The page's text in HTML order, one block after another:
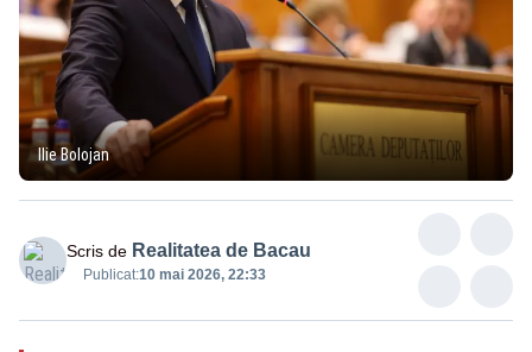
Ilie Bolojan
Scris de Realitatea de Bacau
Publicat:10 mai 2026, 22:33